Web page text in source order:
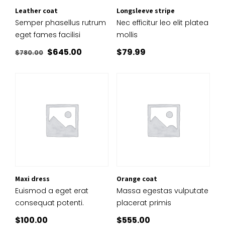
Leather coat
Semper phasellus rutrum
eget fames facilisi
$780.00 Le
$780.00.
$645.00
Longsleeve stripe
Nec efficitur leo elit platea
mollis
$79.99
Maxi dress
Euismod a eget erat
consequat potenti.
$100.00
Orange coat
Massa egestas vulputate
placerat primis
$555.00